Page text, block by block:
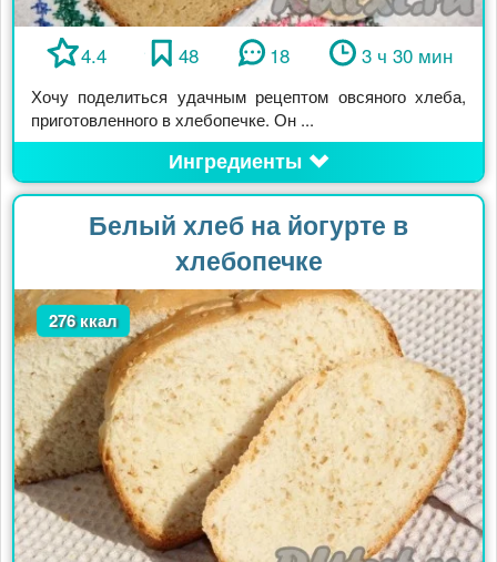
4.4 48 18 3 ч 30 мин
Хочу поделиться удачным рецептом овсяного хлеба,
приготовленного в хлебопечке. Он ...
Ингредиенты
Белый хлеб на йогурте в
хлебопечке
276 ккал